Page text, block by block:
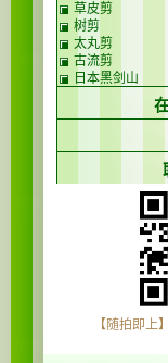
草皮剪
树剪
太丸剪
古流剪
日本黑剑山
【随拍即上